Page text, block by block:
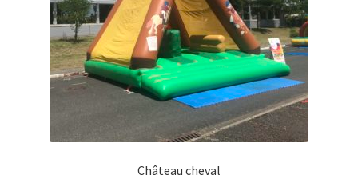
Château cheval